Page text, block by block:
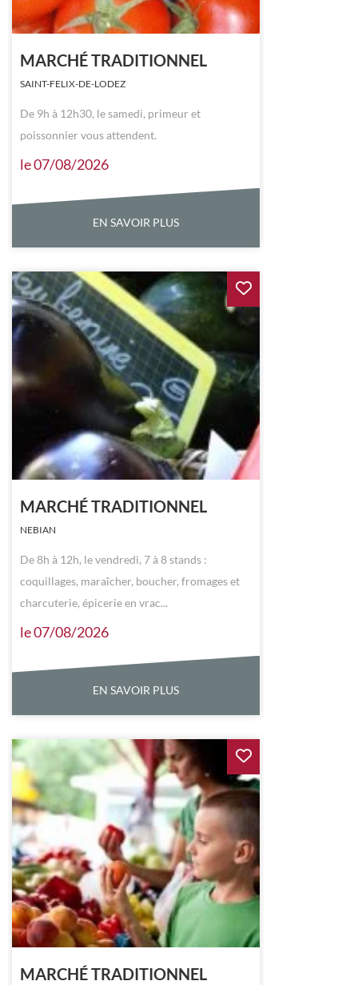
MARCHÉ TRADITIONNEL
SAINT-FELIX-DE-LODEZ
De 9h à 12h30, le samedi, primeur et
poissonnier vous attendent.
le 07/08/2026
EN SAVOIR PLUS
MARCHÉ TRADITIONNEL
NEBIAN
De 8h à 12h, le vendredi, 7 à 8 stands :
coquillages, maraîcher, boucher, fromages et
charcuterie, épicerie en vrac...
le 07/08/2026
EN SAVOIR PLUS
MARCHÉ TRADITIONNEL